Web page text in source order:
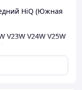
HiQ (Южная
V23W V24W V25W
Челленжер
K99W )